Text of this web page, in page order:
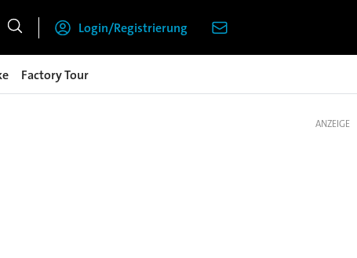
Login/Registrierung
Factory Tour
ANZEIGE